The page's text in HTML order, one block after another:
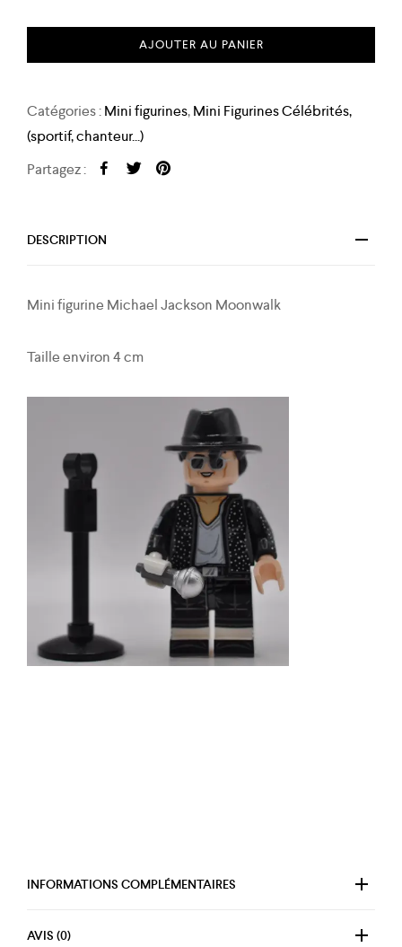
AJOUTER AU PANIER
Catégories :Mini figurines,Mini Figurines Célébrités,
(sportif, chanteur...)
Partagez :
DESCRIPTION
Mini figurine Michael Jackson Moonwalk
Taille environ 4 cm
INFORMATIONS COMPLÉMENTAIRES
AVIS (0)